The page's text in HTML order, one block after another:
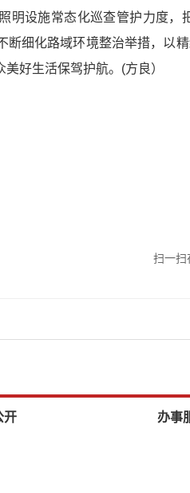
明设施常态化巡查管护力度
断细化路域环境整治举措，以
好生活保驾护航。(方良）
扫一扫
开 办事